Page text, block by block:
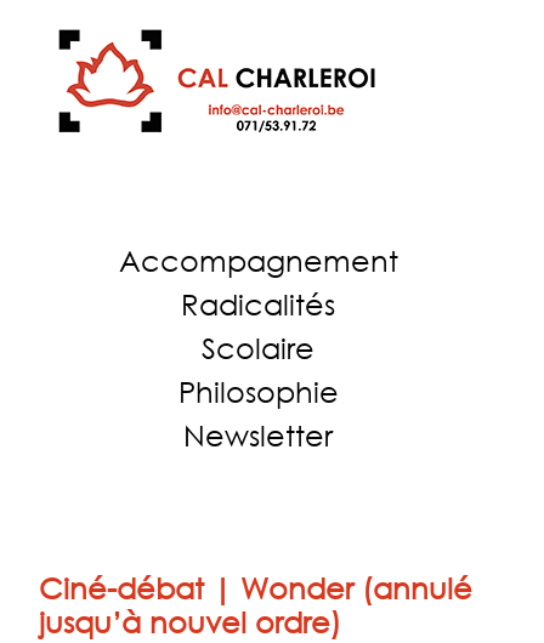
Accompagnement
Radicalités
Scolaire
Philosophie
Newsletter
Ciné-débat | Wonder (annulé
jusqu’à nouvel ordre)